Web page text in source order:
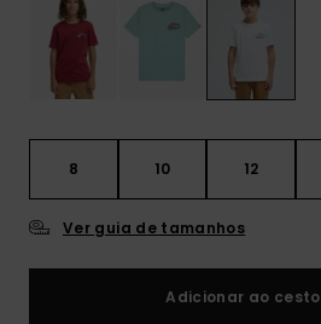
8 10 12
Ver guia de tamanhos
Adicionar ao cesto